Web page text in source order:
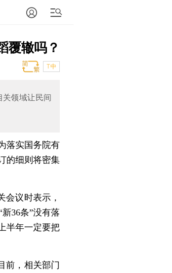
覆辙吗？
T中
关领域让民间
落实国务院有
的细则将密集
议时表示，
36条”没有落
半年一定要把
，相关部门